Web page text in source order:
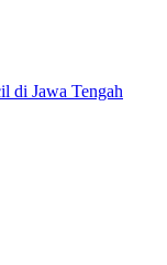
di Jawa Tengah